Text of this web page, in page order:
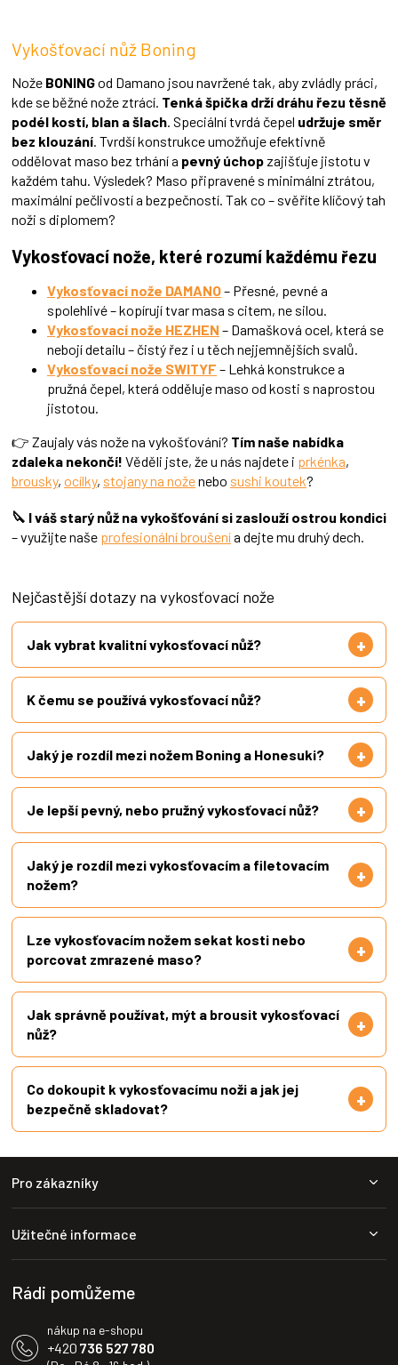
í
p
r
v
k
y
v
ý
s
u
Vykošťovací nůž Boning
Nože BONINGod Damano jsou navržené tak, aby zvládly práci,
kde se běžné nože ztrácí. Tenká špička drží dráhu řezu těsně
podél kostí, blan a šlach. Speciální tvrdá čepel udržuje směr
bez klouzání. Tvrdší konstrukce umožňuje efektivně
oddělovat maso bez trhání a pevný úchop zajišťuje jistotu v
každém tahu. Výsledek? Maso připravené s minimální ztrátou,
maximální pečlivostí a bezpečností. Tak co – svěříte klíčový tah
noži s diplomem?
Vykosťovací nože, které rozumí každému řezu
Vykosťovací nože DAMANO– Přesné, pevné a
spolehlivé – kopírují tvar masa s citem, ne silou.
Vykosťovací nože HEZHEN – Damašková ocel, která se
nebojí detailu – čistý řez i u těch nejjemnějších svalů.
Vykosťovací nože SWITYF – Lehká konstrukce a
pružná čepel, která odděluje maso od kosti s naprostou
jistotou.
👉 Zaujaly vás nože na vykošťování? Tím naše nabídka
zdaleka nekončí! Věděli jste, že u nás najdete i prkénka,
brousky, ocílky, stojany na noženebo sushi koutek?
🔪 I váš starý nůž na vykošťování si zaslouží ostrou kondici
– využijte naše profesionální broušenía dejte mu druhý dech.
Nejčastější dotazy na vykosťovací nože
Jak vybrat kvalitní vykosťovací nůž?
K čemu se používá vykosťovací nůž?
Jaký je rozdíl mezi nožem Boning a Honesuki?
Je lepší pevný, nebo pružný vykosťovací nůž?
Jaký je rozdíl mezi vykosťovacím a filetovacím
nožem?
Lze vykosťovacím nožem sekat kosti nebo
porcovat zmrazené maso?
Jak správně používat, mýt a brousit vykosťovací
nůž?
Co dokoupit k vykosťovacímu noži a jak jej
bezpečně skladovat?
Pro zákazníky
Užitečné informace
Rádi pomůžeme
nákup na e-shopu
+420 736 527 780